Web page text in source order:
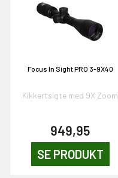
Focus In Sight PRO 3-9X40
Kikkertsigte med 9X Zoom
949,95
SE PRODUKT